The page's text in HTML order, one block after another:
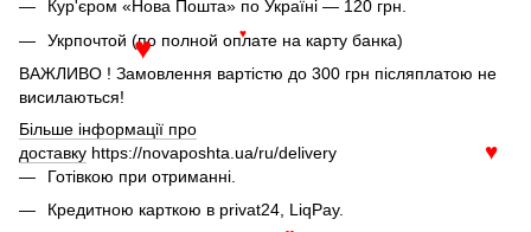
Кур'єром «Нова Пошта» по Україні — 120 грн.
Укрпочтой (по полной оплате на карту банка)
ВАЖЛИВО ! Замовлення вартістю до 300 грн післяплатою не
висилаються!
Більше інформації про
доставку https://novaposhta.ua/ru/delivery
Готівкою при отриманні.
Кредитною карткою в privat24, LiqPay.
♥
♥
♥